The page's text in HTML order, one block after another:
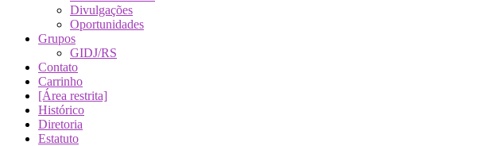
Divulgações
Oportunidades
Grupos
GIDJ/RS
Contato
Carrinho
[Área restrita]
Histórico
Diretoria
Estatuto